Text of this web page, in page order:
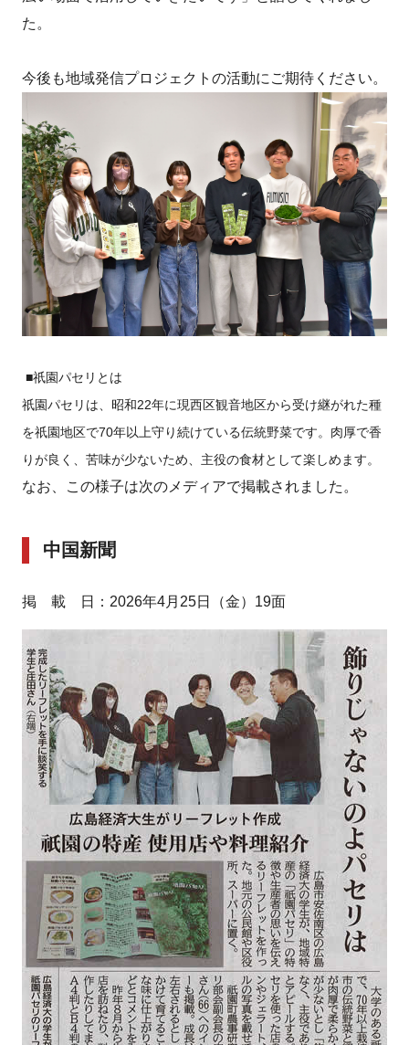
た。
今後も地域発信プロジェクトの活動にご期待ください。
■祇園パセリとは
祇園パセリは、昭和22年に現西区観音地区から受け継がれた種
を祇園地区で70年以上守り続けている伝統野菜です。肉厚で香
りが良く、苦味が少ないため、主役の食材として楽しめます。
なお、この様子は次のメディアで掲載されました。
中国新聞
掲 載 日：2026年4月25日（金）19面